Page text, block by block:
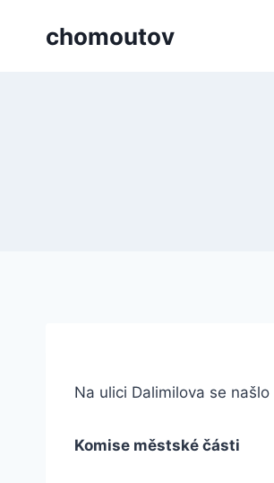
chomoutov
Na ulici Dalimilova se
Komise městské části